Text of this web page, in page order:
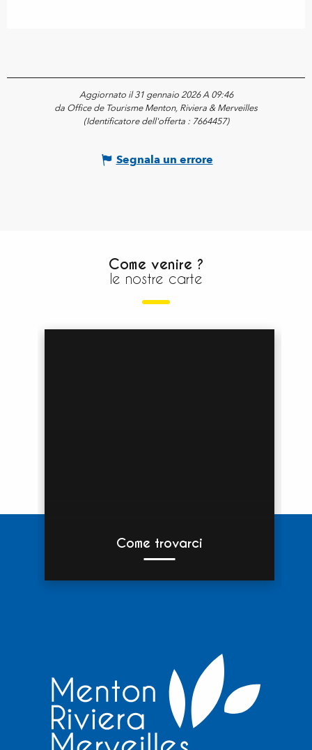
Aggiornato il 31 gennaio 2026 A 09:46
da Office de Tourisme Menton, Riviera & Merveilles
(Identificatore dell'offerta : 7664457)
Segnala un errore
Come venire ?
le nostre carte
Come trovarci